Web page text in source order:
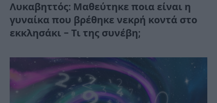
Λυκαβηττός: Μαθεύτηκε ποια είναι η
γυναίκα που βρέθηκε νεκρή κοντά στο
εκκλησάκι – Τι της συνέβη;